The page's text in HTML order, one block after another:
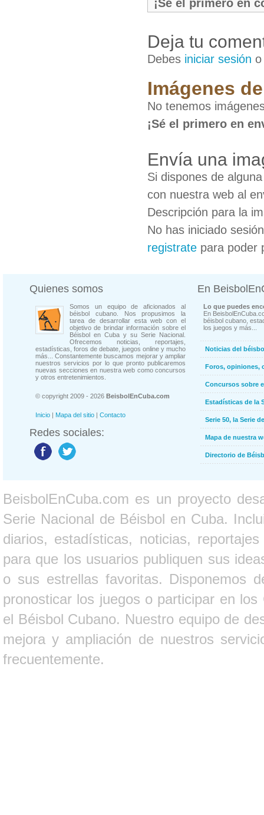
¡Sé el primero en
Deja tu
Debes iniciar sesión
Imágenes
No tenemos
¡Sé el primero en
Envía una
Si dispones de
con nuestra web al
Descripción para la
No has iniciado
registrate para poder
Quienes somos
Somos un equipo de aficionados al
béisbol cubano. Nos propusimos la
tarea de desarrollar esta web con el
objetivo de brindar información sobre el
Béisbol en Cuba y su Serie Nacional.
Ofrecemos noticias, reportajes,
estadísticas, foros de debate, juegos online y mucho
más... Constantemente buscamos mejorar y ampliar
nuestros servicios por lo que pronto publicaremos
nuevas secciones en nuestra web como concursos
y otros entretenimientos.
© copyright 2009 - 2026 BeisbolEnCuba.com
Inicio | Mapa del sitio | Contacto
Redes sociales:
En
Lo que puedes
En
béisbol cubano,
los juegos y más...
Noticias del
Foros, opiniones,
Concursos sobre
Estadísticas de la
Serie 50, la Serie
Mapa de nuestra
Directorio de
BeisbolEnCuba.com es un proyecto
Serie Nacional de Béisbol en Cuba.
diarios, estadísticas, noticias,
para que los usuarios publiquen sus
o sus estrellas favoritas. Disponemos
pronosticar los juegos o participar en
el Béisbol Cubano. Nuestro equipo de
mejora y ampliación de nuestros
frecuentemente.